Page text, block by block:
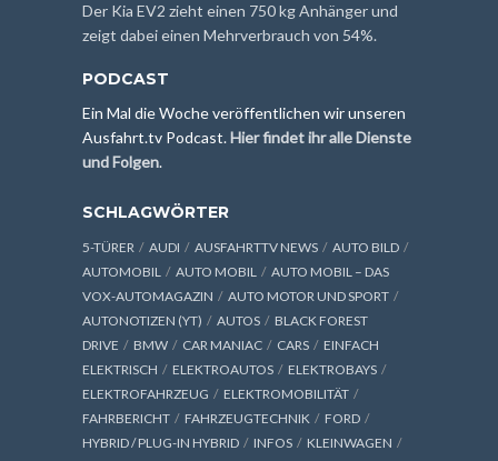
Der Kia EV2 zieht einen 750 kg Anhänger und
zeigt dabei einen Mehrverbrauch von 54%.
PODCAST
Ein Mal die Woche veröffentlichen wir unseren
Ausfahrt.tv Podcast.Hier findet ihr alle Dienste
und Folgen.
SCHLAGWÖRTER
5-TÜRER AUDI AUSFAHRTTV NEWS
AUTO BILD
AUTOMOBIL
AUTO MOBIL
AUTO MOBIL – DAS
VOX-AUTOMAGAZIN
AUTO MOTOR UND SPORT
AUTONOTIZEN (YT)
AUTOS
BLACK FOREST
DRIVE
BMW CAR MANIAC CARS
EINFACH
ELEKTRISCH
ELEKTROAUTOS
ELEKTROBAYS
ELEKTROFAHRZEUG
ELEKTROMOBILITÄT
FAHRBERICHT
FAHRZEUGTECHNIK
FORD
HYBRID / PLUG-IN HYBRID
INFOS
KLEINWAGEN